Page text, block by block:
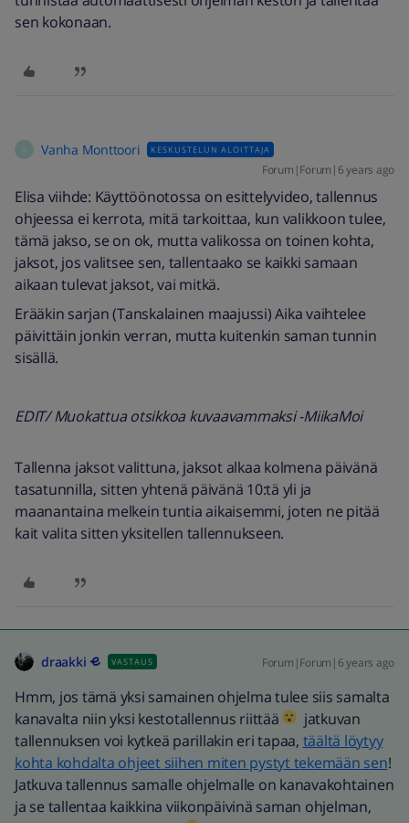
sen kokonaan.
Vanha Monttoori KESKUSTELUN ALOITTAJA
Forum|Forum|6 years ago
Elisa viihde: Käyttöönotossa on esittelyvideo, tallennus
ohjeessa ei kerrota, mitä tarkoittaa, kun valikkoon tulee,
tämä jakso, se on ok, mutta valikossa on toinen kohta,
jaksot, jos valitsee sen, tallentaako se kaikki samaan
aikaan tulevat jaksot, vai mitkä.
Erääkin sarjan (Tanskalainen maajussi) Aika vaihtelee
päivittäin jonkin verran, mutta kuitenkin saman tunnin
sisällä.
EDIT/ Muokattua otsikkoa kuvaavammaksi -MiikaMoi
Tallenna jaksot valittuna, jaksot alkaa kolmena päivänä
tasatunnilla, sitten yhtenä päivänä 10:tä yli ja
maanantaina melkein tuntia aikaisemmi, joten ne pitää
kait valita sitten yksitellen tallennukseen.
draakki VASTAUS Forum|Forum|6 years ago
Hmm, jos tämä yksi samainen ohjelma tulee siis samalta
kanavalta niin yksi kestotallennus riittää
jatkuvan
tallennuksen voi kytkeä parillakin eri tapaa, täältä löytyy
kohta kohdalta ohjeet siihen miten pystyt tekemään sen!
Jatkuva tallennus samalle ohjelmalle on kanavakohtainen
ja se tallentaa kaikkina viikonpäivinä saman ohjelman,